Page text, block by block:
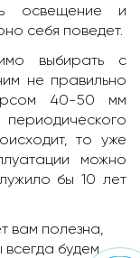
освещение и
себя поведет.
выбирать с
не правильно
40-50 мм
то уже
можно
бы 10 лет
вам полезна,
всегда будем